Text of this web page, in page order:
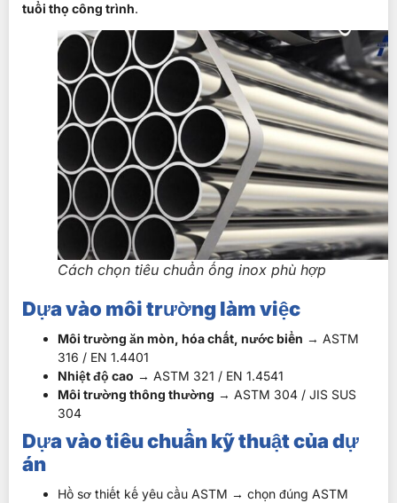
tuổi thọ công trình.
Cách chọn tiêu chuẩn ống inox phù hợp
Dựa vào môi trường làm việc
Môi trường ăn mòn, hóa chất, nước biển → ASTM
316 / EN 1.4401
Nhiệt độ cao → ASTM 321 / EN 1.4541
Môi trường thông thường → ASTM 304 / JIS SUS
304
Dựa vào tiêu chuẩn kỹ thuật của dự
án
Hồ sơ thiết kế yêu cầu ASTM → chọn đúng ASTM